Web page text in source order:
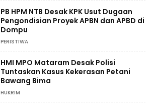
PB HPM NTB Desak KPK Usut Dugaan
Pengondisian Proyek APBN dan APBD di
Dompu
PERISTIWA
HMI MPO Mataram Desak Polisi
Tuntaskan Kasus Kekerasan Petani
Bawang Bima
HUKRIM